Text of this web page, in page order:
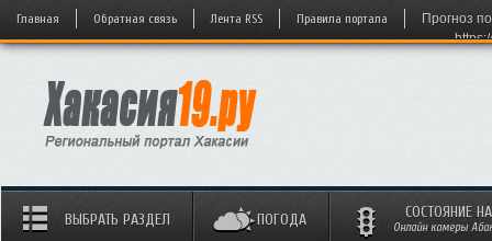
Главная Обратная связь Лента RSS Правила портала
Прогноз
ВЫБРАТЬ РАЗДЕЛ ПОГОДА СОСТОЯНИЕ
Онлайн камеры